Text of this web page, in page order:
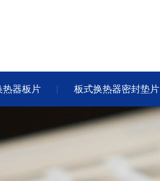
热器板片 板式换热器密封垫片